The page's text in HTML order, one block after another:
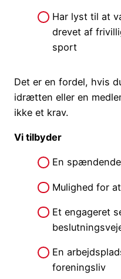
Har lyst til at
drevet af
sport
Det er en fordel, hvis
idrætten eller en
ikke et krav.
Vi tilbyder
En
Mulighed for
Et engageret
En
foreningsliv